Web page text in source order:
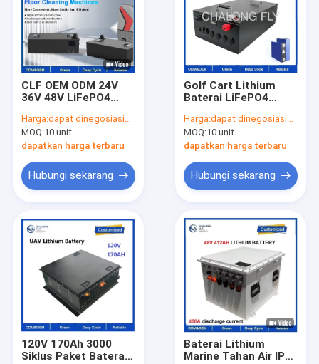
Sel Baterai Litium
Konektor Dan Kabel Gelang
CLF OEM ODM 24V
36V 48V LiFePO4
Packs Mesin
Pembersih Lantai
Golf Cart Mobil
Harga:dapat dinegosiasikan
MOQ:10 unit
dapatkan harga terbaru
Hubungi sekarang
Golf Cart Lithium
Baterai LiFePO4
60Ah 100Ah 300Ah
36V 48V 60V 72V
Hidup Siklus Lebih
Harga:dapat dinegosiasikan
MOQ:10 unit
dapatkan harga terbaru
Hubungi sekarang
120V 170Ah 3000
Siklus Paket Baterai
Baterai Lithium
Marine Tahan Air IP67